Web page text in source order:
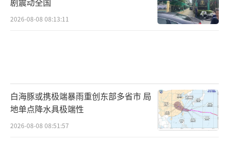
2026-08-08 08:13:11
白海豚或携极端暴雨重创东部多省市 局
地单点降水具极端性
2026-08-08 08:51:57